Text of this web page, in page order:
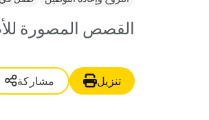
القصص المصورة
تنزيل مشاركة